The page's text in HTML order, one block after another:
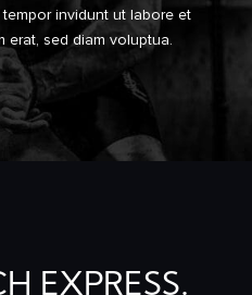
invidunt ut labore et
erat, sed diam voluptua.
EXPRESS.